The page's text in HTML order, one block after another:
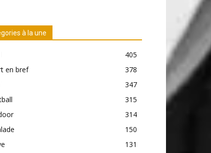
à la une
405
en bref
378
347
315
314
150
131